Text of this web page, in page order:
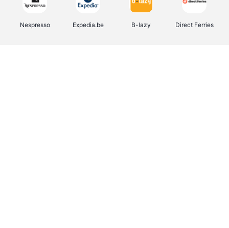
Nespresso Expedia.be B-lazy Direct Ferries